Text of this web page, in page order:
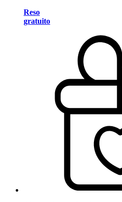
Reso
gratuito